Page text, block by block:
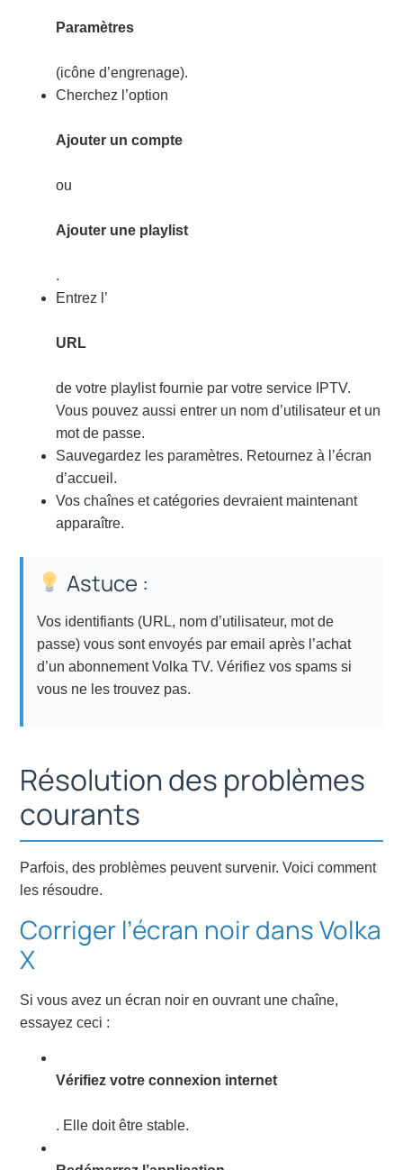
Paramètres
(icône d’engrenage).
Cherchez l’option
Ajouter un compte
ou
Ajouter une playlist
.
Entrez l’
URL
de votre playlist fournie par votre service IPTV.
Vous pouvez aussi entrer un nom d’utilisateur et un
mot de passe.
Sauvegardez les paramètres. Retournez à l’écran
d’accueil.
Vos chaînes et catégories devraient maintenant
apparaître.
Astuce :
Vos identifiants (URL, nom d’utilisateur, mot de
passe) vous sont envoyés par email après l’achat
d’un abonnement Volka TV. Vérifiez vos spams si
vous ne les trouvez pas.
Résolution des problèmes
courants
Parfois, des problèmes peuvent survenir. Voici comment
les résoudre.
Corriger l’écran noir dans Volka
X
Si vous avez un écran noir en ouvrant une chaîne,
essayez ceci :
Vérifiez votre connexion internet
. Elle doit être stable.